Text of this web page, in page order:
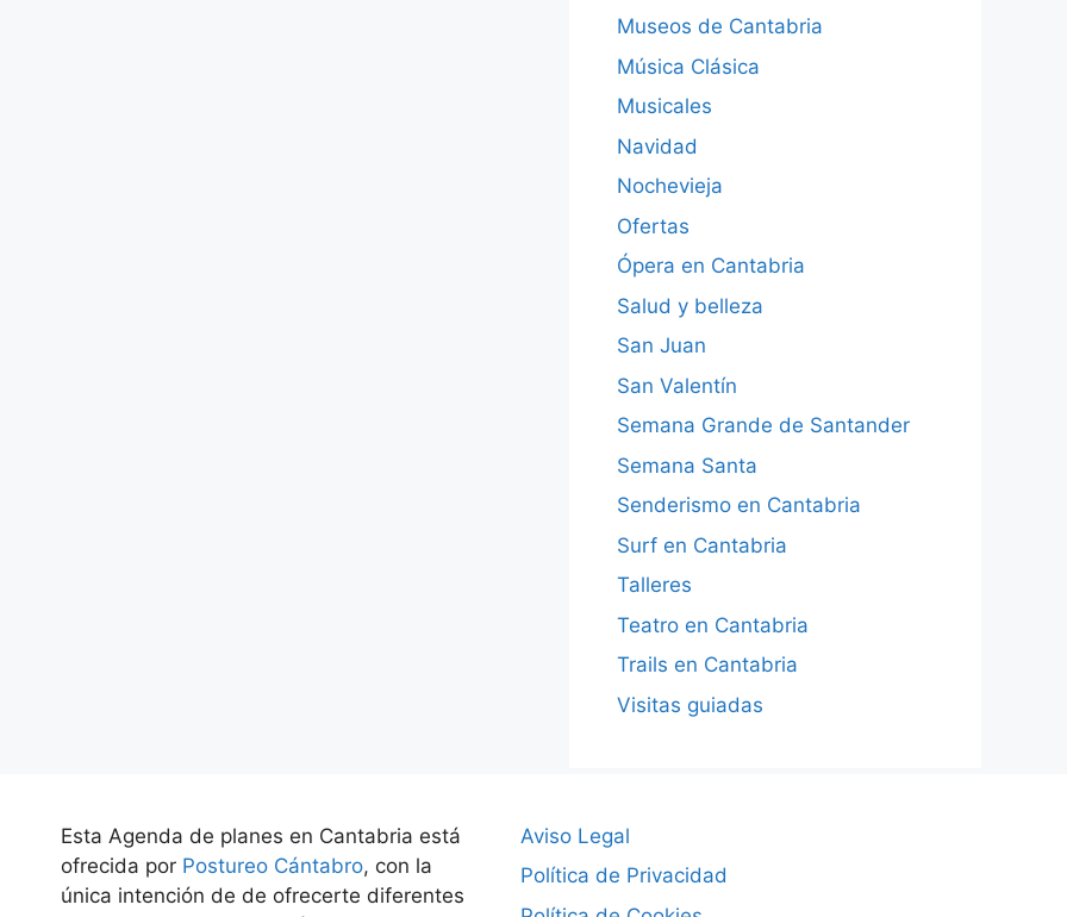
Museos de Cantabria
Música Clásica
Musicales
Navidad
Nochevieja
Ofertas
Ópera en Cantabria
Salud y belleza
San Juan
San Valentín
Semana Grande de Santander
Semana Santa
Senderismo en Cantabria
Surf en Cantabria
Talleres
Teatro en Cantabria
Trails en Cantabria
Visitas guiadas
Esta Agenda de planes en Cantabria está
ofrecida por Postureo Cántabro, con la
única intención de de ofrecerte diferentes
Aviso Legal
Política de Privacidad